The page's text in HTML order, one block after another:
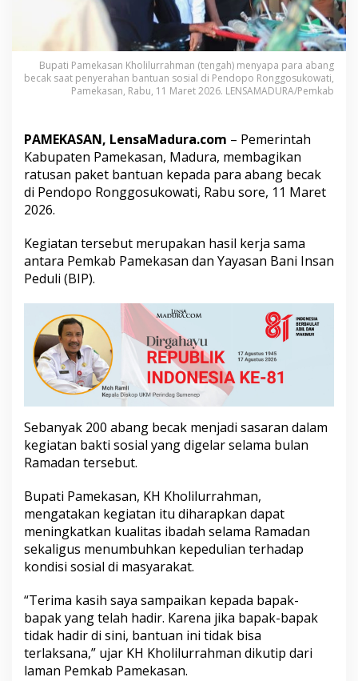
i
k
a
0
P
a
k
e
a
n
a
n
u
k
A
a
n
g
e
a
k
Bupati Pamekasan Kholilurrahman (tengah) menyapa para abang
becak saat penyerahan bantuan sosial di Pendopo Ronggosukowati,
Pamekasan, Rabu, 11 Maret 2026. LENSAMADURA/Pemkab
PAMEKASAN, LensaMadura.com – Pemerintah
Kabupaten Pamekasan, Madura, membagikan
ratusan paket bantuan kepada para abang becak
di Pendopo Ronggosukowati, Rabu sore, 11 Maret
2026.
Kegiatan tersebut merupakan hasil kerja sama
antara Pemkab Pamekasan dan Yayasan Bani Insan
Peduli (BIP).
Sebanyak 200 abang becak menjadi sasaran dalam
kegiatan bakti sosial yang digelar selama bulan
Ramadan tersebut.
Bupati Pamekasan, KH Kholilurrahman,
mengatakan kegiatan itu diharapkan dapat
meningkatkan kualitas ibadah selama Ramadan
sekaligus menumbuhkan kepedulian terhadap
kondisi sosial di masyarakat.
“Terima kasih saya sampaikan kepada bapak-
bapak yang telah hadir. Karena jika bapak-bapak
tidak hadir di sini, bantuan ini tidak bisa
terlaksana,” ujar KH Kholilurrahman dikutip dari
laman Pemkab Pamekasan.